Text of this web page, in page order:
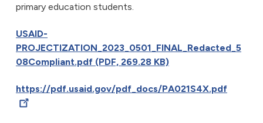
primary education students.
USAID-
PROJECTIZATION_2023_0501_FINAL_Redacted_5
08Compliant.pdf (PDF, 269.28 KB)
https://pdf.usaid.gov/pdf_docs/PA021S4X.pdf